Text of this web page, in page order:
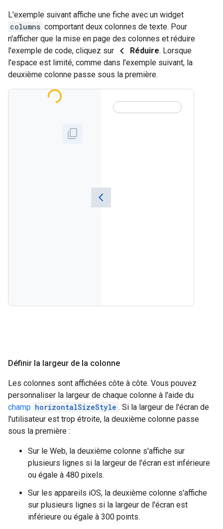
L'exemple suivant affiche une fiche avec un widget
columns comportant deux colonnes de texte. Pour
n'afficher que la mise en page des colonnes et réduire
l'exemple de code, cliquez sur
chevron_left Réduire. Lorsque
l'espace est limité, comme dans l'exemple suivant, la
deuxième colonne passe sous la première.
Définir la largeur de la colonne
Les colonnes sont affichées côte à côte. Vous pouvez
personnaliser la largeur de chaque colonne à l'aide du
champ horizontalSizeStyle . Si la largeur de l'écran de
l'utilisateur est trop étroite, la deuxième colonne passe
sous la première :
Sur le Web, la deuxième colonne s'affiche sur
plusieurs lignes si la largeur de l'écran est inférieure
ou égale à 480 pixels.
Sur les appareils iOS, la deuxième colonne s'affiche
sur plusieurs lignes si la largeur de l'écran est
inférieure ou égale à 300 points.